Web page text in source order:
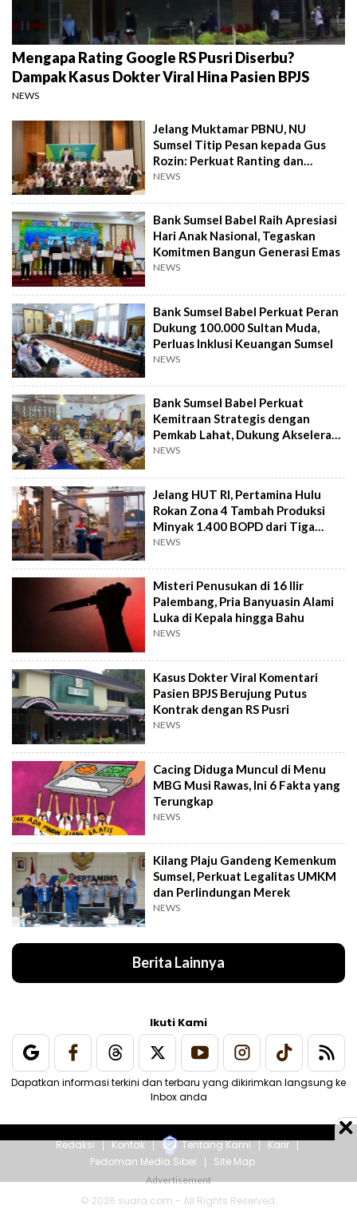
Mengapa Rating Google RS Pusri Diserbu?
Dampak Kasus Dokter Viral Hina Pasien BPJS
NEWS
Jelang Muktamar PBNU, NU
Sumsel Titip Pesan kepada Gus
Rozin: Perkuat Ranting dan
Pesantren
NEWS
Bank Sumsel Babel Raih Apresiasi
Hari Anak Nasional, Tegaskan
Komitmen Bangun Generasi Emas
NEWS
Bank Sumsel Babel Perkuat Peran
Dukung 100.000 Sultan Muda,
Perluas Inklusi Keuangan Sumsel
NEWS
Bank Sumsel Babel Perkuat
Kemitraan Strategis dengan
Pemkab Lahat, Dukung Akselerasi
Ekonomi Daerah
NEWS
Jelang HUT RI, Pertamina Hulu
Rokan Zona 4 Tambah Produksi
Minyak 1.400 BOPD dari Tiga
Sumur Baru
NEWS
Misteri Penusukan di 16 Ilir
Palembang, Pria Banyuasin Alami
Luka di Kepala hingga Bahu
NEWS
Kasus Dokter Viral Komentari
Pasien BPJS Berujung Putus
Kontrak dengan RS Pusri
NEWS
Cacing Diduga Muncul di Menu
MBG Musi Rawas, Ini 6 Fakta yang
Terungkap
NEWS
Kilang Plaju Gandeng Kemenkum
Sumsel, Perkuat Legalitas UMKM
dan Perlindungan Merek
NEWS
Berita Lainnya
Ikuti Kami
Dapatkan informasi terkini dan terbaru yang dikirimkan langsung ke
Inbox anda
Redaksi Kontak Tentang Kami
Karir
Pedoman Media Siber
Site Map
© 2026 suara.com - All Rights Reserved.